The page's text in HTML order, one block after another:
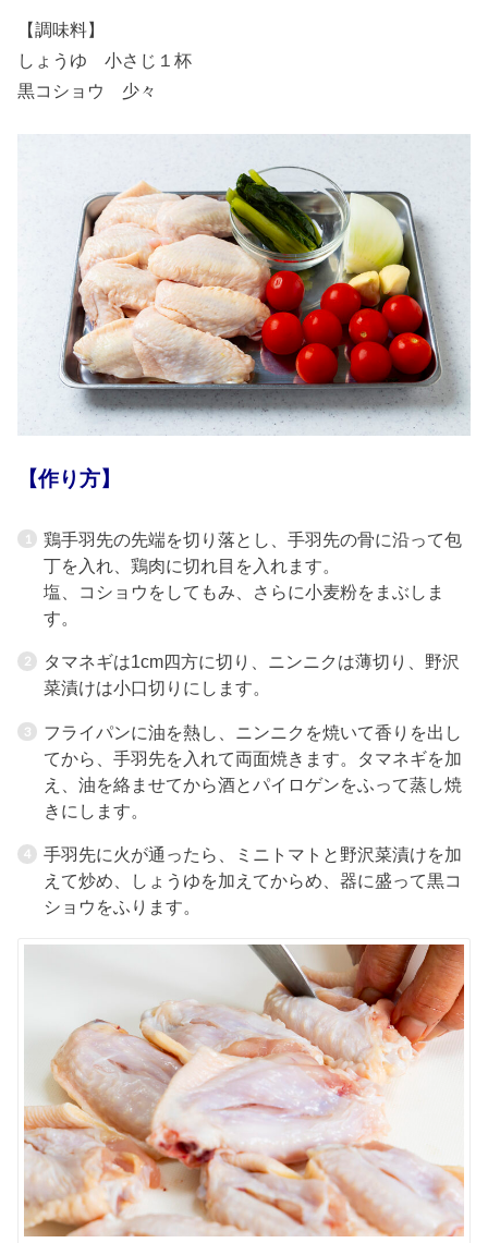
【調味料】
しょうゆ 小さじ１杯
黒コショウ 少々
【作り方】
鶏手羽先の先端を切り落とし、手羽先の骨に沿って包
丁を入れ、鶏肉に切れ目を入れます。
塩、コショウをしてもみ、さらに小麦粉をまぶしま
す。
タマネギは1cm四方に切り、ニンニクは薄切り、野沢
菜漬けは小口切りにします。
フライパンに油を熱し、ニンニクを焼いて香りを出し
てから、手羽先を入れて両面焼きます。タマネギを加
え、油を絡ませてから酒とパイロゲンをふって蒸し焼
きにします。
手羽先に火が通ったら、ミニトマトと野沢菜漬けを加
えて炒め、しょうゆを加えてからめ、器に盛って黒コ
ショウをふります。